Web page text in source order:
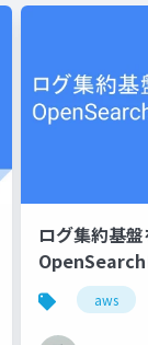
ログ集約基
OpenSearch
aws